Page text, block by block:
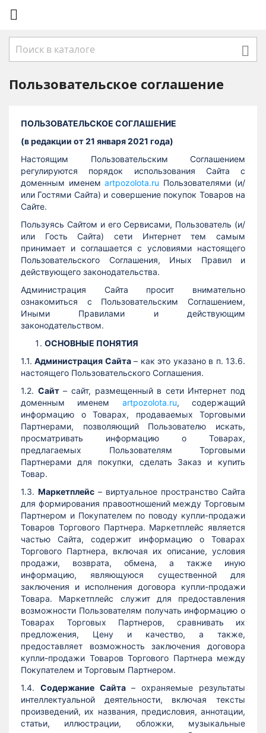


Пользовательское соглашение
ПОЛЬЗОВАТЕЛЬСКОЕ СОГЛАШЕНИЕ
(в редакции от 21 января 2021 года)
Настоящим Пользовательским Соглашением
регулируются порядок использования Сайта с
доменным именем artpozolota.ru Пользователями (и/
или Гостями Сайта) и совершение покупок Товаров на
Сайте.
Пользуясь Сайтом и его Сервисами, Пользователь (и/
или Гость Сайта) сети Интернет тем самым
принимает и соглашается с условиями настоящего
Пользовательского Соглашения, Иных Правил и
действующего законодательства.
Администрация Сайта просит внимательно
ознакомиться с Пользовательским Соглашением,
Иными Правилами и действующим
законодательством.
ОСНОВНЫЕ ПОНЯТИЯ
1.1.Администрация Сайта– как это указано в п. 13.6.
настоящего Пользовательского Соглашения.
1.2. Сайт– сайт, размещенный в сети Интернет под
доменным именем artpozolota.ru, содержащий
информацию о Товарах, продаваемых Торговыми
Партнерами, позволяющий Пользователю искать,
просматривать информацию о Товарах,
предлагаемых Пользователям Торговыми
Партнерами для покупки, сделать Заказ и купить
Товар.
1.3. Маркетплейс – виртуальное пространство Сайта
для формирования правоотношений между Торговым
Партнером и Покупателем по поводу купли-продажи
Товаров Торгового Партнера. Маркетплейс является
частью Сайта, содержит информацию о Товарах
Торгового Партнера, включая их описание, условия
продажи, возврата, обмена, а также иную
информацию, являющуюся существенной для
заключения и исполнения договора купли-продажи
Товара. Маркетплейс служит для предоставления
возможности Пользователям получать информацию о
Товарах Торговых Партнеров, сравнивать их
предложения, Цену и качество, а также,
предоставляет возможность заключения договора
купли-продажи Товаров Торгового Партнера между
Покупателем и Торговым Партнером.
1.4. Содержание Сайта– охраняемые результаты
интеллектуальной деятельности, включая тексты
произведений, их названия, предисловия, аннотации,
статьи, иллюстрации, обложки, музыкальные